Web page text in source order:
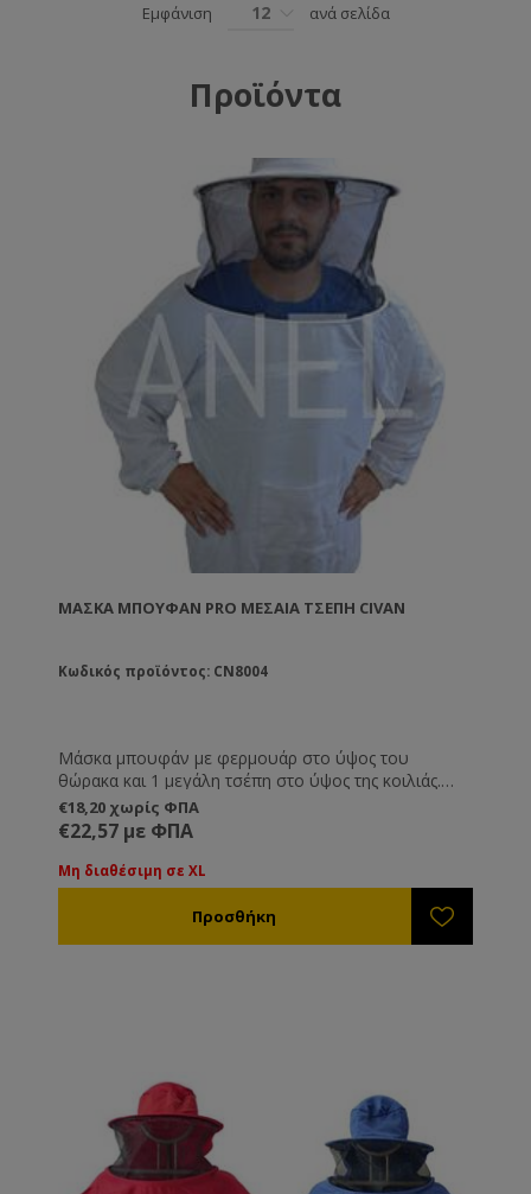
Εμφάνιση 12 ανά σελίδα
Προϊόντα
ΜΆΣΚΑ ΜΠΟΥΦΆΝ PRO ΜΕΣΑΊΑ ΤΣΈΠΗ CIVAN
Κωδικός προϊόντος: CN8004
Μάσκα μπουφάν με φερμουάρ στο ύψος του
θώρακα και 1 μεγάλη τσέπη στο ύψος της κοιλιάς.
Διατίθεται σε μεγέθη M, L XL και XXL.
€18,20 χωρίς ΦΠΑ
€22,57 με ΦΠΑ
Μη διαθέσιμη σε XL